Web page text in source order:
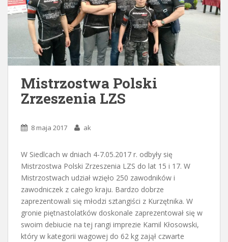
Mistrzostwa Polski
Zrzeszenia LZS
8 maja 2017 ak
W Siedlcach w dniach 4-7.05.2017 r. odbyły się
Mistrzostwa Polski Zrzeszenia LZS do lat 15 i 17. W
Mistrzostwach udział wzięło 250 zawodników i
zawodniczek z całego kraju. Bardzo dobrze
zaprezentowali się młodzi sztangiści z Kurzętnika. W
gronie piętnastolatków doskonale zaprezentował się w
swoim debiucie na tej rangi imprezie Kamil Kłosowski,
który w kategorii wagowej do 62 kg zajął czwarte